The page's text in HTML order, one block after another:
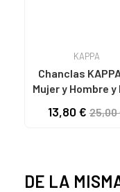
KAPPA
Chanclas KAPPA
Mujer y Hombre y
STEEVE A0B - BLACK-
13,80 €25,00
DE LA